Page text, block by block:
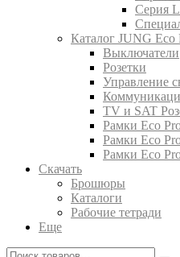
Серия
Каталог JUNG Eco
Выключатели
Розетки
Управление
TV и SAT
Рамки Eco
Рамки Eco
Рамки Eco
Скачать
Брошюры
Каталоги
Рабочие тетради
Еще